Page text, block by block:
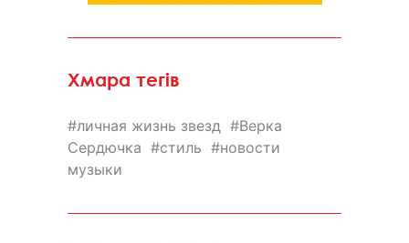
Хмара тегів
личная жизнь звезд
Верка
Сердючка
стиль
новости
музыки